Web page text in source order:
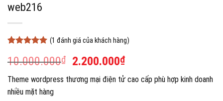
web216
dựa trên
đánh giá
(1 đánh giá của khách hàng)
10.000.000₫
Giá
là:
2.200.000₫Giá
hiện
tại
Theme wordpress thương mại điện tử cao cấp phù hợp kinh doanh
nhiều mặt hàng